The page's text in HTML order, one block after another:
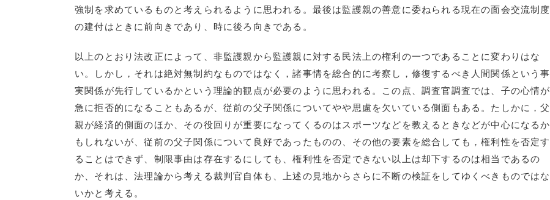
強制を求めているものと考えられるように思われる。最後は監護親の善意に委ねられる現在の面会交流制度
の建付はときに前向きであり、時に後ろ向きである。
以上のとおり法改正によって、非監護親から監護親に対する民法上の権利の一つであることに変わりはな
い。しかし，それは絶対無制約なものではなく，諸事情を総合的に考察し，修復するべき人間関係という事
実関係が先行しているかという理論的観点が必要のように思われる。この点、調査官調査では、子の心情が
急に拒否的になることもあるが、従前の父子関係についてやや思慮を欠いている側面もある。たしかに，父
親が経済的側面のほか、その役回りが重要になってくるのはスポーツなどを教えるときなどが中心になるか
もしれないが、従前の父子関係について良好であったものの、その他の要素を総合しても，権利性を否定す
ることはできず、制限事由は存在するにしても、権利性を否定できない以上は却下するのは相当であるの
か、それは、法理論から考える裁判官自体も、上述の見地からさらに不断の検証をしてゆくべきものではな
いかと考える。